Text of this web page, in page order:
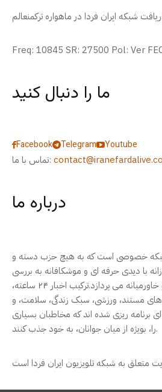
Freq: 10845 SR: 27500 Pol: Ver
ما را دنبال کنید
Facebook Telegram
Youtube
تماس با ما:
درباره ما
شبکه خصوصی است که به هیچ حزب دسته و
با دیدی حرفه ای و موشکافانه به بررسی
مهمترین رویدادهای ایران و خاورمیانه می پردازد.ترکیب اخبار ۲۴ ساعته،
های مستند، ورزشی، سبک زندگی، سلامت، و
برنامه ریزی شده اند که مخاطبان بسیاری
را، بویژه از میان جوانان، به خود جذب کنند.